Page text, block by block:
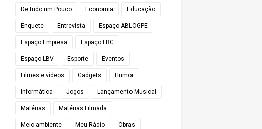
De tudo um Pouco Economia Educação
Enquete Entrevista Espaço ABLOGPE
Espaço Empresa Espaço LBC
Espaço LBV Esporte Eventos
Filmes e vídeos Gadgets Humor
Informática Jogos Lançamento Musical
Matérias Matérias Filmada
Meio ambiente Meu Rádio Obras